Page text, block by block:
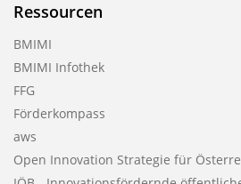
Ressourcen
BMIMI
BMIMI Infothek
FFG
Förderkompass
aws
Open Innovation Strategie für